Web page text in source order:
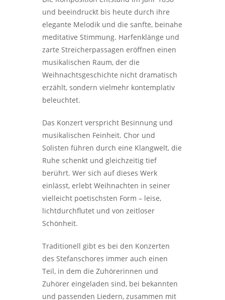
und beeindruckt bis heute durch ihre
elegante Melodik und die sanfte, beinahe
meditative Stimmung. Harfenklänge und
zarte Streicherpassagen eröffnen einen
musikalischen Raum, der die
Weihnachtsgeschichte nicht dramatisch
erzählt, sondern vielmehr kontemplativ
beleuchtet.
Das Konzert verspricht Besinnung und
musikalischen Feinheit. Chor und
Solisten führen durch eine Klangwelt, die
Ruhe schenkt und gleichzeitig tief
berührt. Wer sich auf dieses Werk
einlässt, erlebt Weihnachten in seiner
vielleicht poetischsten Form – leise,
lichtdurchflutet und von zeitloser
Schönheit.
Traditionell gibt es bei den Konzerten
des Stefanschores immer auch einen
Teil, in dem die Zuhörerinnen und
Zuhörer eingeladen sind, bei bekannten
und passenden Liedern, zusammen mit